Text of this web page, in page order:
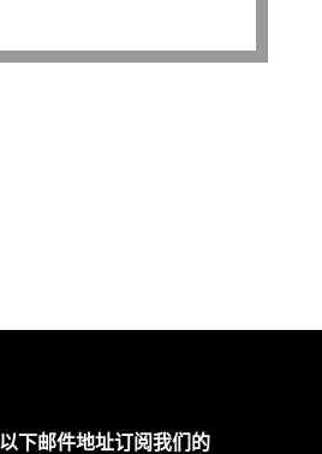
下邮件地址订阅我们的